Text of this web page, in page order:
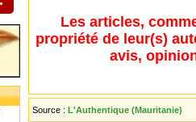
Les articles,
propriété de leur(s)
avis,
Source : L'Authentique (Mauritanie)